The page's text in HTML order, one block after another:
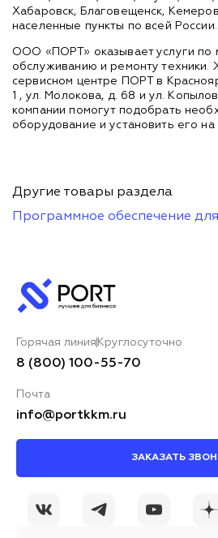
Хабаровск, Благовещенск,
населенные пункты по всей России.
ООО «ПОРТ» оказывает услуги по
обслуживанию и ремонту техники.
сервисном центре ПОРТ в
1 , ул. Молокова, д. 68 и ул.
компании помогут подобрать
оборудование и установить его
Другие товары раздела
Программное обеспечение
Горячая линия Круглосуточно
8 (800) 100-55-70
Почта
info@portkkm.ru
ЗАКАЗАТЬ